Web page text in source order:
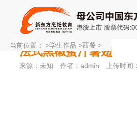
法式黑椒蜜汁薯翅
来源：未知 作者：admin 上传时
当前位置： >学生作品 >西餐 >